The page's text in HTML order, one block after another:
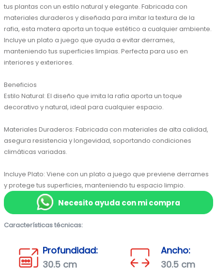
tus plantas con un estilo natural y elegante. Fabricada con
materiales duraderos y diseñada para imitar la textura de la
rafia, esta matera aporta un toque estético a cualquier ambiente.
Incluye un plato a juego que ayuda a evitar derrames,
manteniendo tus superficies limpias. Perfecta para uso en
interiores y exteriores.
Beneficios
Estilo Natural: El diseño que imita la rafia aporta un toque
decorativo y natural, ideal para cualquier espacio.
Materiales Duraderos: Fabricada con materiales de alta calidad,
asegura resistencia y longevidad, soportando condiciones
climáticas variadas.
Incluye Plato: Viene con un plato a juego que previene derrames
y protege tus superficies, manteniendo tu espacio limpio.
Necesito ayuda con mi compra
Características técnicas:
Profundidad:
30.5 cm
Ancho:
30.5 cm